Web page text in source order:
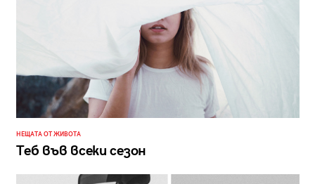
НЕЩАТА ОТ ЖИВОТА
Теб във всеки сезон